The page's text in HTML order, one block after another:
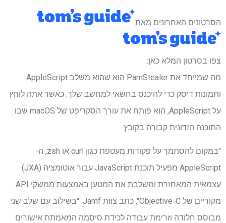
הסרטונים האחרונים מאת
צפו בסרטון המלא כאן:
מה שמייחד את PamStealer הוא שהוא משלב AppleScript
ותמונות דיסק כדי להיכנס בחשאי למחשב שלך. כאשר אתה לוחץ
על AppleScript, הוא פותח את עורך הסקריפט של macOS שבו
התוכנה הזדונית קבורה בקובץ.
"במקום להסתמך על פקודות מעטפת כגון curl או zsh, ה-
AppleScript מפעיל תוכנת JavaScript עבור אוטומציה (JXA)
עצמאית המאחזרת ומשלבת את המטען באמצעות ממשקי API
מקוריים של Objective-C", כתב צוות Jamf. "בשילוב עם שלב שני
מבוסס חלודה וזרימת עבודה לכידת סיסמה המאמתת אישורים